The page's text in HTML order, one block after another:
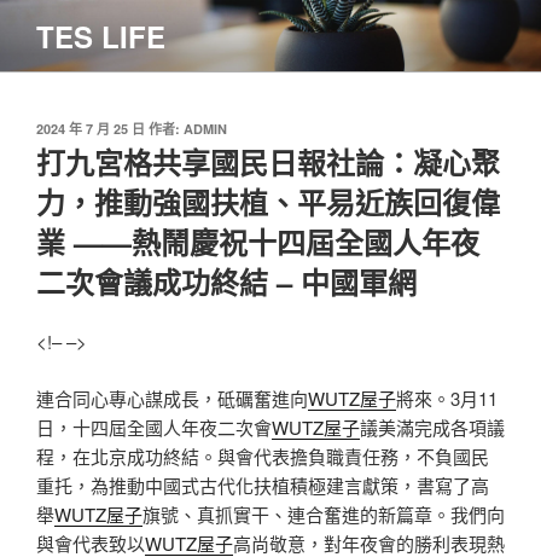
主
TES LIFE
發
佈
於
2024 年 7 月 25 日 作者: ADMIN
打九宮格共享國民日報社論：凝心聚
力，推動強國扶植、平易近族回復偉
業 ——熱鬧慶祝十四屆全國人年夜
二次會議成功終結 – 中國軍網
<!– –>
連合同心專心謀成長，砥礪奮進向WUTZ屋子將來。3月11
日，十四屆全國人年夜二次會WUTZ屋子議美滿完成各項議
程，在北京成功終結。與會代表擔負職責任務，不負國民
重托，為推動中國式古代化扶植積極建言獻策，書寫了高
舉WUTZ屋子旗號、真抓實干、連合奮進的新篇章。我們向
與會代表致以WUTZ屋子高尚敬意，對年夜會的勝利表現熱